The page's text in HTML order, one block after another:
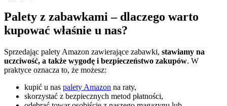
Palety z zabawkami – dlaczego warto
kupować właśnie u nas?
Sprzedając palety Amazon zawierające zabawki, stawiamy na
uczciwość, a także wygodę i bezpieczeństwo zakupów. W
praktyce oznacza to, że możesz:
kupić u nas palety Amazon na raty,
skorzystać z bezpiecznych metod płatności,